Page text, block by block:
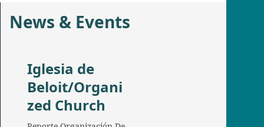
News & Events
Iglesia de
Beloit/Organi
zed Church